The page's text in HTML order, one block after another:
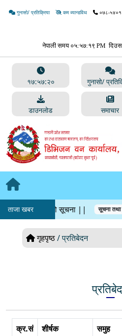
गुनासो/ प्रतिक्रिया कम ब्यान्डविथ ०७८-
१७:५७:२० गुनासो/
डाउनलोड समाचार
ताजा खबर
बिक्रीको सूचना || सूचना तथा समाचारहरु
गृहपृष्ठ/ प्रतिबेदन
क्र.सं शीर्षक समुह